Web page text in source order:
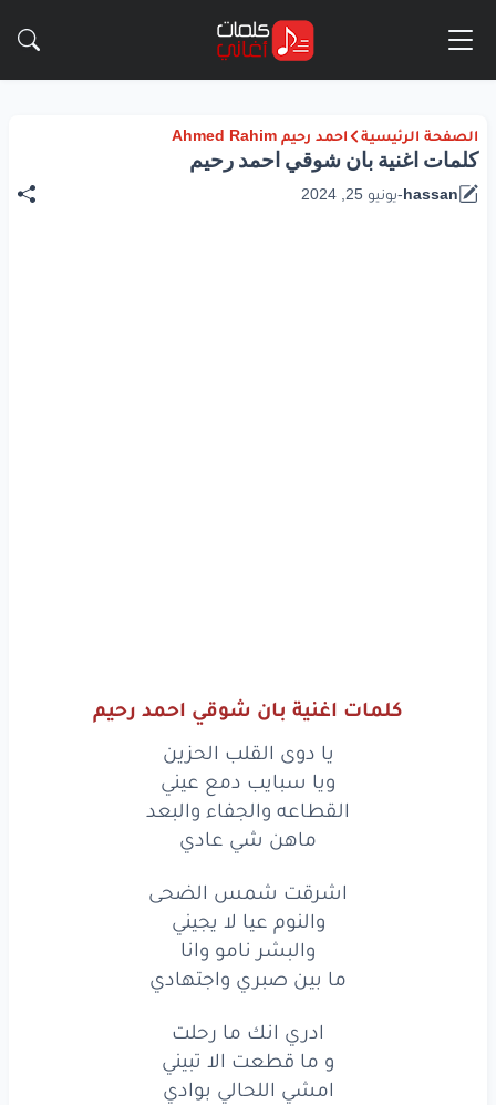
الصفحة الرئيسية احمد رحيم Ahmed Rahim
كلمات اغنية بان شوقي احمد رحيم
hassan
-يونيو 25, 2024
كلمات اغنية بان شوقي احمد رحيم
يا دوى القلب الحزين
ويا سبايب دمع عيني
القطاعه والجفاء والبعد
ماهن شي عادي
اشرقت شمس الضحى
والنوم عيا لا يجيني
والبشر نامو وانا
ما بين صبري واجتهادي
ادري انك ما رحلت
و ما قطعت الا تبيني
امشي اللحالي بوادي